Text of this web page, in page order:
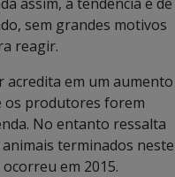
sem grandes motivos
reagir.
acredita em um aumento
os produtores forem
No entanto ressalta
terminados neste
em 2015.